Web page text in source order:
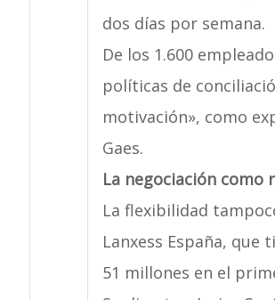
dos días por semana.
De los 1.600
políticas de
motivación», como
Gaes.
La negociación como
La flexibilidad
Lanxess España, que
51 millones en el